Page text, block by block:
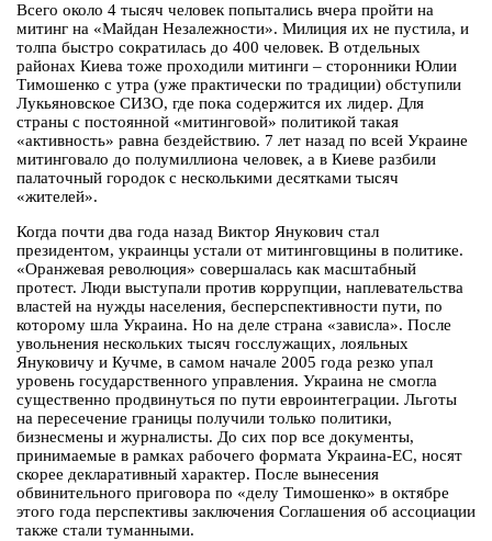
Всего около 4 тысяч человек попытались вчера пройти на
митинг на «Майдан Незалежности». Милиция их не пустила, и
толпа быстро сократилась до 400 человек. В отдельных
районах Киева тоже проходили митинги – сторонники Юлии
Тимошенко с утра (уже практически по традиции) обступили
Лукьяновское СИЗО, где пока содержится их лидер. Для
страны с постоянной «митинговой» политикой такая
«активность» равна бездействию. 7 лет назад по всей Украине
митинговало до полумиллиона человек, а в Киеве разбили
палаточный городок с несколькими десятками тысяч
«жителей».
Когда почти два года назад Виктор Янукович стал
президентом, украинцы устали от митинговщины в политике.
«Оранжевая революция» совершалась как масштабный
протест. Люди выступали против коррупции, наплевательства
властей на нужды населения, бесперспективности пути, по
которому шла Украина. Но на деле страна «зависла». После
увольнения нескольких тысяч госслужащих, лояльных
Януковичу и Кучме, в самом начале 2005 года резко упал
уровень государственного управления. Украина не смогла
существенно продвинуться по пути евроинтеграции. Льготы
на пересечение границы получили только политики,
бизнесмены и журналисты. До сих пор все документы,
принимаемые в рамках рабочего формата Украина-ЕС, носят
скорее декларативный характер. После вынесения
обвинительного приговора по «делу Тимошенко» в октябре
этого года перспективы заключения Соглашения об ассоциации
также стали туманными.